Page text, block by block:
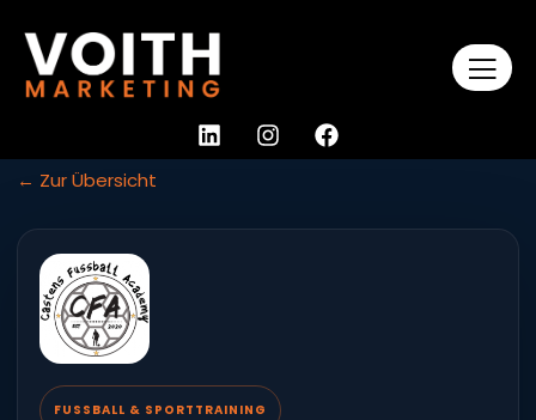
← Zur Übersicht
FUSSBALL & SPORTTRAINING